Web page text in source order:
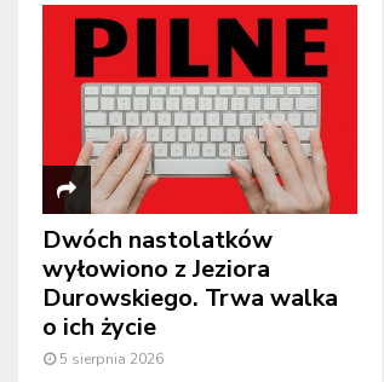
Dwóch nastolatków
wyłowiono z Jeziora
Durowskiego. Trwa walka
o ich życie
5 sierpnia 2026